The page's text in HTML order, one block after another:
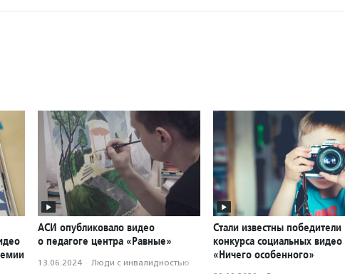
АСИ опубликовало видео
о педагоге центра «Равные»
13.06.2024 · Люди с инвалидностью
Стали известны победители
конкурса социальных видео
«Ничего особенного»